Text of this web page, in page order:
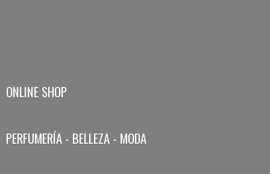
ONLINE SHOP
PERFUMERÍA - BELLEZA - MODA